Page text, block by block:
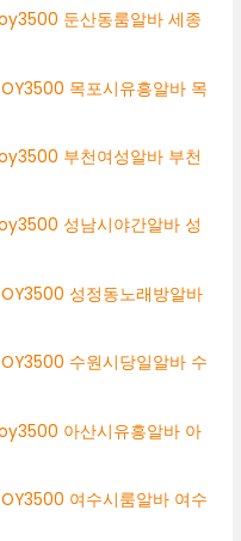
둔산동룸알바 세종
목포시유흥알바 목
부천여성알바 부천
성남시야간알바 성
성정동노래방알바
수원시당일알바 수
아산시유흥알바 아
여수시룸알바 여수